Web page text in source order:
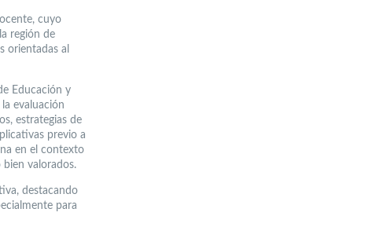
cuyo
región de
orientadas al
Educación y
evaluación
estrategias de
previo a
en el contexto
bien valorados.
destacando
para